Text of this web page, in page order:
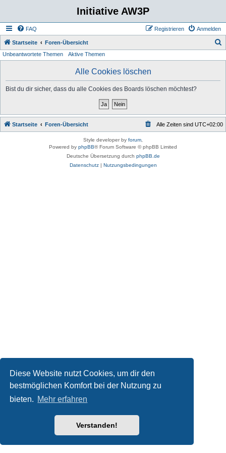
Diese Website nutzt Cookies, um dir den
bestmöglichen Komfort bei der Nutzung zu
bieten. Mehr erfahren
Verstanden!
Initiative AW3P
FAQ Anmelden
Registrieren
Startseite Foren-Übersicht
Unbeantwortete Themen Aktive Themen
Alle Cookies löschen
Bist du dir sicher, dass du alle Cookies des Boards löschen möchtest?
Startseite Foren-Übersicht Alle Zeiten sind UTC+02:00
Style developer by forum
Powered by phpBB® Forum Software © phpBB Limited
Deutsche Übersetzung durch phpBB.de
Datenschutz| Nutzungsbedingungen